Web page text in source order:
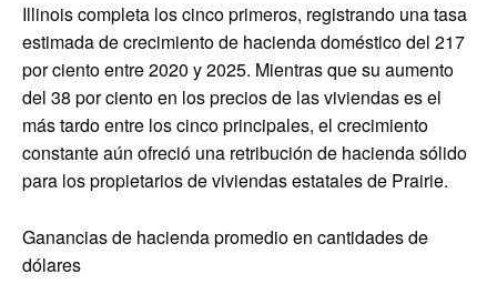
Illinois completa los cinco primeros, registrando una tasa
estimada de crecimiento de hacienda doméstico del 217
por ciento entre 2020 y 2025. Mientras que su aumento
del 38 por ciento en los precios de las viviendas es el
más tardo entre los cinco principales, el crecimiento
constante aún ofreció una retribución de hacienda sólido
para los propietarios de viviendas estatales de Prairie.
Ganancias de hacienda promedio en cantidades de
dólares